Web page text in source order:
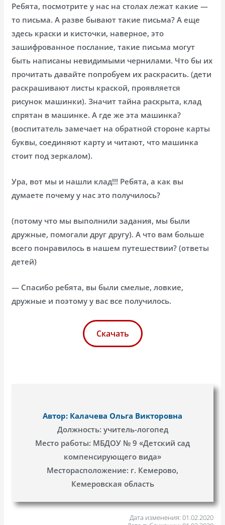
Ребята, посмотрите у нас на столах лежат какие —
то письма. А разве бывают такие письма? А еще
здесь краски и кисточки, наверное, это
зашифрованное послание, такие письма могут
быть написаны невидимыми чернилами. Что бы их
прочитать давайте попробуем их раскрасить. (дети
раскрашивают листы краской, проявляется
рисунок машинки). Значит тайна раскрыта, клад
спрятан в машинке. А где же эта машинка?
(воспитатель замечает на обратной стороне карты
буквы, соединяют карту и читают, что машинка
стоит под зеркалом).
Ура, вот мы и нашли клад!!! Ребята, а как вы
думаете почему у нас это получилось?
(потому что мы выполнили задания, мы были
дружные, помогали друг другу). А что вам больше
всего понравилось в нашем путешествии? (ответы
детей)
— Спасибо ребята, вы были смелые, ловкие,
дружные и поэтому у вас все получилось.
Скачать
Автор: Калачева Ольга Викторовна
Должность: учитель-логопед
Место работы: МБДОУ № 9 «Детский сад
компенсирующего вида»
Месторасположение: г. Кемерово,
Кемеровская область
Дата изменения: 01.02.2020